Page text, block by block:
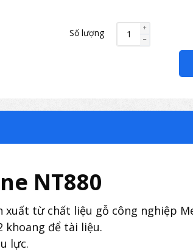
Số lượng
NT880
xuất từ chất liệu gỗ công nghiệp
khoang để tài liệu.
lực.